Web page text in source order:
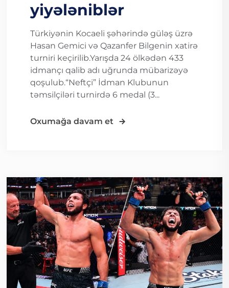
yiyələniblər
Türkiyənin Kocaeli şəhərində güləş üzrə
Hasan Gemici və Qazanfer Bilgenin xatirə
turniri keçirilib.Yarışda 24 ölkədən 433
idmançı qalib adı uğrunda mübarizəyə
qoşulub.“Neftçi” İdman Klubunun
təmsilçiləri turnirdə 6 medal (3...
Oxumağa davam et